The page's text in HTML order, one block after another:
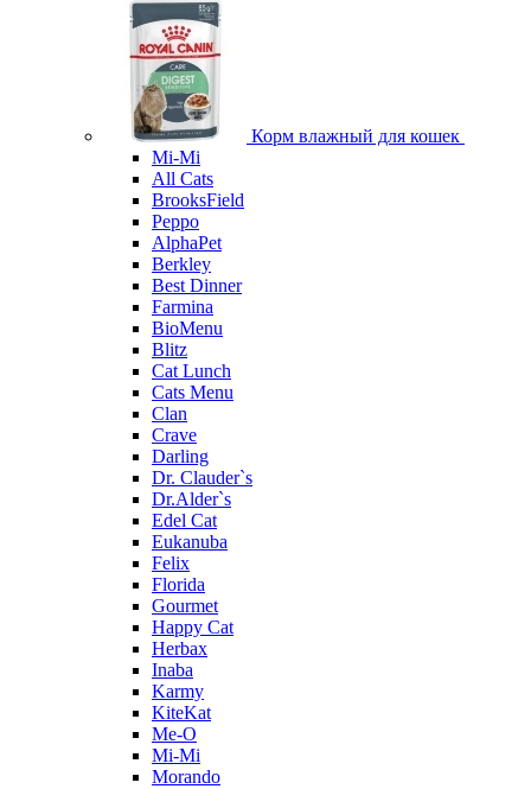
Корм влажный для кошек
Mi-Мi
All Cats
BrooksField
Peppo
AlphaPet
Berkley
Best Dinner
Farmina
BioMenu
Blitz
Cat Lunch
Cats Menu
Clan
Crave
Darling
Dr. Clauder`s
Dr.Alder`s
Edel Cat
Eukanuba
Felix
Florida
Gourmet
Happy Cat
Herbax
Inaba
Karmy
KiteKat
Me-O
Mi-Мi
Morando